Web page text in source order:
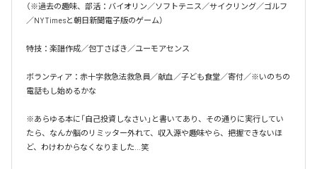
（※過去の趣味、部活：バイオリン／ソフトテニス／サイクリング／ゴルフ
／NYTimesと朝日新聞電子版のゲーム）
特技：楽譜作成／包丁さばき／ユーモアセンス
ボランティア：赤十字救急法救急員／献血／子ども食堂／寄付／※いのちの
電話もし始めるかな
※あらゆる本に「自己投資しなさい」と書いてあり、その通りに実行してい
たら、なんか脳のリミッター外れて、収入源や趣味やら、把握できないほ
ど、わけわからなくなりました…笑